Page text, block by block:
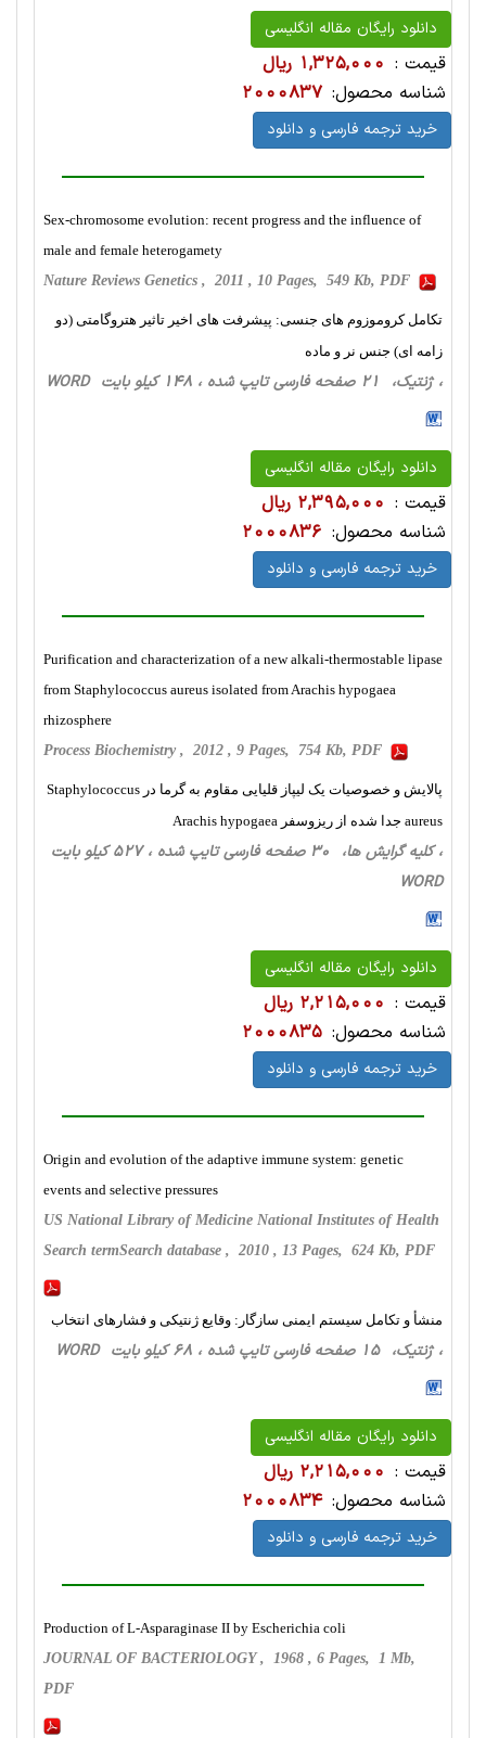
دانلود رایگان مقاله انگلیسی
قیمت : 1,325,000 ریال
شناسه محصول: 2000837
خرید ترجمه فارسی و دانلود
Sex-chromosome evolution: recent progress and the influence of
male and female heterogamety
Nature Reviews Genetics , 2011 , 10 Pages, 549 Kb, PDF
تکامل کروموزوم های جنسی: پیشرفت های اخیر تاثیر هتروگامتی (دو
زامه ای) جنس نر و ماده
، ژنتیک، 21 صفحه فارسی تایپ شده ، 148 کیلو بایت WORD
دانلود رایگان مقاله انگلیسی
قیمت : 2,395,000 ریال
شناسه محصول: 2000836
خرید ترجمه فارسی و دانلود
Purification and characterization of a new alkali-thermostable lipase
from Staphylococcus aureus isolated from Arachis hypogaea
rhizosphere
Process Biochemistry , 2012 , 9 Pages, 754 Kb, PDF
پالایش و خصوصیات یک لیپاز قلیایی مقاوم به گرما در Staphylococcus
aureus جدا شده از ریزوسفر Arachis hypogaea
، کلیه گرایش ها، 30 صفحه فارسی تایپ شده ، 527 کیلو بایت
WORD
دانلود رایگان مقاله انگلیسی
قیمت : 2,215,000 ریال
شناسه محصول: 2000835
خرید ترجمه فارسی و دانلود
Origin and evolution of the adaptive immune system: genetic
events and selective pressures
US National Library of Medicine National Institutes of Health
Search termSearch database , 2010 , 13 Pages, 624 Kb, PDF
منشأ و تکامل سیستم ایمنی سازگار: وقایع ژنتیکی و فشارهای انتخاب
، ژنتیک، 15 صفحه فارسی تایپ شده ، 68 کیلو بایت WORD
دانلود رایگان مقاله انگلیسی
قیمت : 2,215,000 ریال
شناسه محصول: 2000834
خرید ترجمه فارسی و دانلود
Production of L-Asparaginase II by Escherichia coli
JOURNAL OF BACTERIOLOGY , 1968 , 6 Pages, 1 Mb,
PDF